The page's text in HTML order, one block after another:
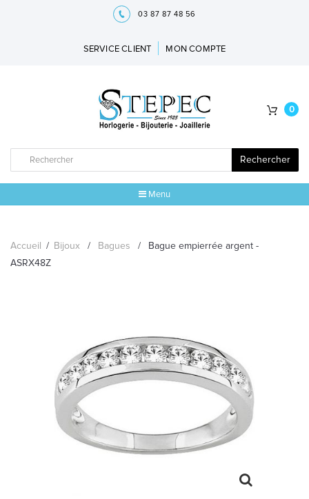
03 87 87 48 56
SERVICE CLIENT MON COMPTE
Rechercher
0
Menu
LES GEORGETTES
SWAROVSKI
BONNES AFFAIRES
CARTES CADEAUX
IDÉE CADEAUX
Accueil / Bijoux / Bagues /
Bague empierrée argent -
ASRX48Z